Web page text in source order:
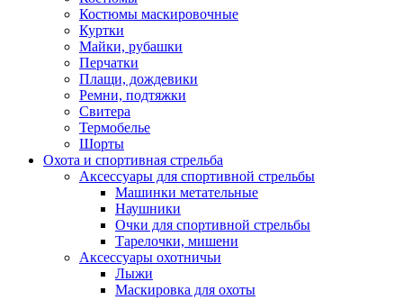
Костюмы маскировочные
Куртки
Майки, рубашки
Перчатки
Плащи, дождевики
Ремни, подтяжки
Свитера
Термобелье
Шорты
Охота и спортивная стрельба
Аксессуары для спортивной стрельбы
Машинки метательные
Наушники
Очки для спортивной стрельбы
Тарелочки, мишени
Аксессуары охотничьи
Лыжи
Маскировка для охоты